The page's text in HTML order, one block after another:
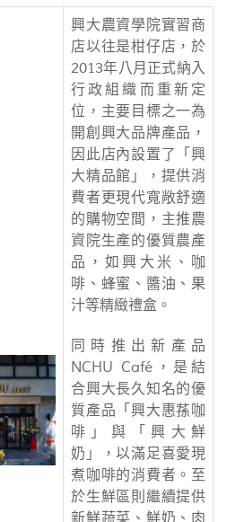
興大農資學院實習商
店以往是柑仔店，於
2013年八月正式納入
行政組織而重新定
位，主要目標之一為
開創興大品牌產品，
因此店內設置了「興
大精品館」，提供消
費者更現代寬敞舒適
的購物空間，主推農
資院生產的優質農產
品，如興大米、咖
啡、蜂蜜、醬油、果
汁等精緻禮盒。
同時推出新產品
NCHU Café，是結
合興大長久知名的優
質產品「興大惠蓀咖
啡」與「興大鮮
奶」，以滿足喜愛現
煮咖啡的消費者。至
於生鮮區則繼續提供